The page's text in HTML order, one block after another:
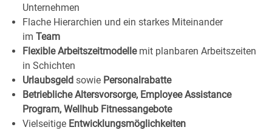
Unternehmen
Flache Hierarchien und ein starkes Miteinander
im Team
Flexible Arbeitszeitmodelle mit planbaren Arbeitszeiten
in Schichten
Urlaubsgeld sowie Personalrabatte
Betriebliche Altersvorsorge, Employee Assistance
Program, Wellhub Fitnessangebote
Vielseitige Entwicklungsmöglichkeiten